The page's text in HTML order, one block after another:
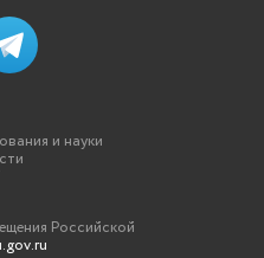
и науки
Российской